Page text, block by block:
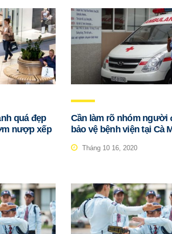
quá đẹp
nượp xếp
Cần làm rõ nhóm người
bảo vệ bệnh viện tại Cà
Tháng 10 16, 2020